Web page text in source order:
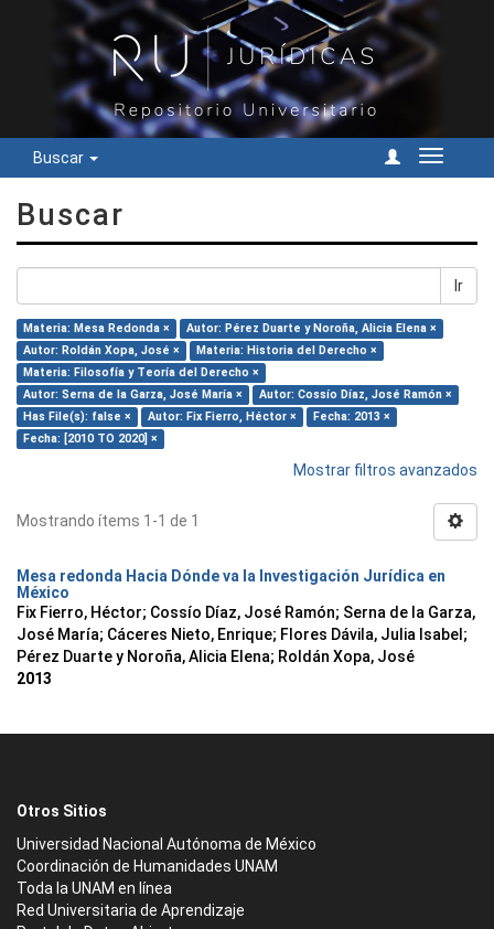
Buscar
Cambiar
Buscar
Ir
Materia: Mesa Redonda ×
Autor: Pérez Duarte y Noroña, Alicia Elena ×
Autor: Roldán Xopa, José ×
Materia: Historia del Derecho ×
Materia: Filosofía y Teoría del Derecho ×
Autor: Serna de la Garza, José María ×
Autor: Cossío Díaz, José Ramón ×
Has File(s): false ×
Autor: Fix Fierro, Héctor ×
Fecha: 2013 ×
Fecha: [2010 TO 2020] ×
Mostrar filtros avanzados
Mostrando ítems 1-1 de 1
Mesa redonda Hacia Dónde va la Investigación Jurídica en
México
Fix Fierro, Héctor; Cossío Díaz, José Ramón; Serna de la Garza,
José María; Cáceres Nieto, Enrique; Flores Dávila, Julia Isabel ;
Pérez Duarte y Noroña, Alicia Elena; Roldán Xopa, José
2013
Otros Sitios
Universidad Nacional Autónoma de México
Coordinación de Humanidades UNAM
Toda la UNAM en línea
Red Universitaria de Aprendizaje